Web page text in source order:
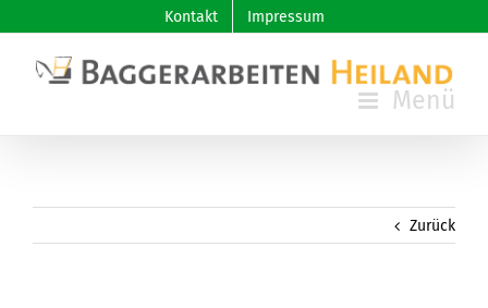
content
Kontakt Impressum
Zurück